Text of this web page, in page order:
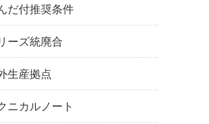
だ付推奨条件
ーズ統廃合
生産拠点
ニカルノート